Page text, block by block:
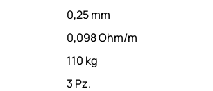
0,25 mm
0,098 Ohm/m
110 kg
3 Pz.